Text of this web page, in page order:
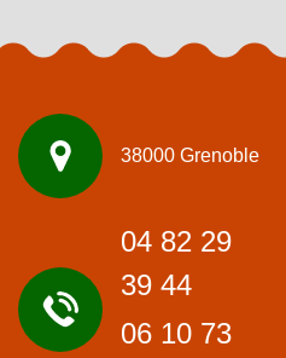
38000 Grenoble
04 82 29
39 44
06 10 73